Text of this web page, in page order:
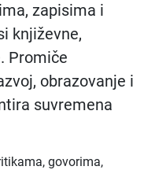
zapisima i
književne,
Promiče
obrazovanje i
suvremena
govorima,